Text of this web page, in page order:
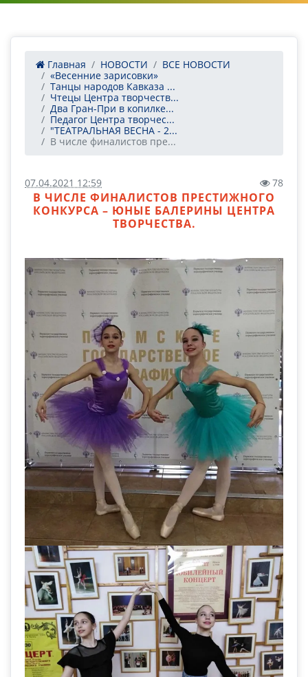
Главная НОВОСТИ
ВСЕ НОВОСТИ
«Весенние зарисовки»
Танцы народов Кавказа ...
Чтецы Центра творчеств...
Два Гран-При в копилке...
Педагог Центра творчес...
"ТЕАТРАЛЬНАЯ ВЕСНА - 2...
В числе финалистов пре...
07.04.2021 12:59 78
В ЧИСЛЕ ФИНАЛИСТОВ ПРЕСТИЖНОГО
КОНКУРСА – ЮНЫЕ БАЛЕРИНЫ ЦЕНТРА
ТВОРЧЕСТВА.